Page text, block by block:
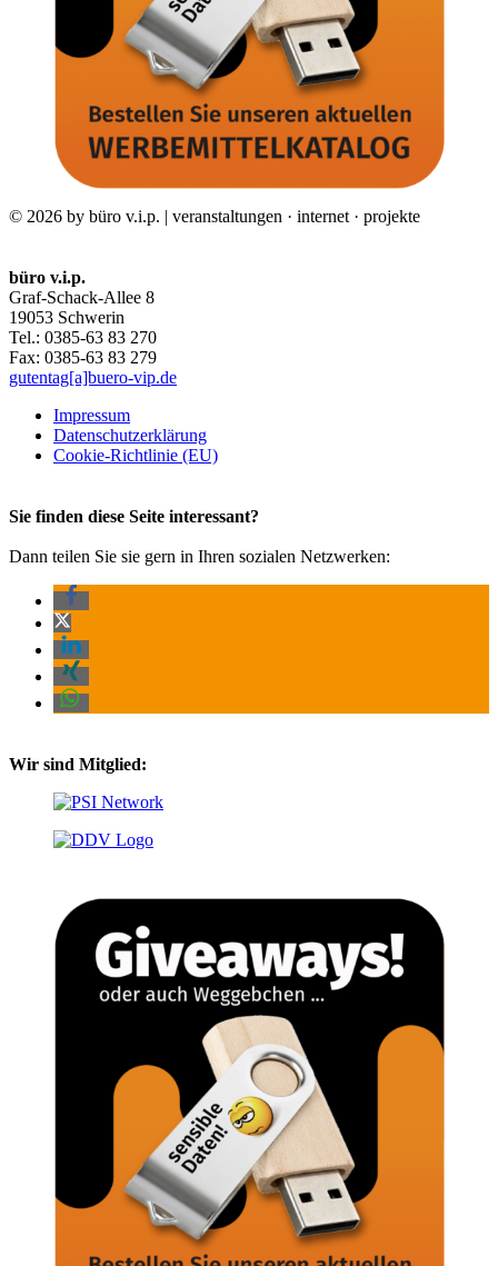
© 2026 by büro v.i.p. | veranstaltungen · internet · projekte
büro v.i.p.
Graf-Schack-Allee 8
19053 Schwerin
Tel.: 0385-63 83 270
Fax: 0385-63 83 279
gutentag[a]buero-vip.de
Impressum
Datenschutz­erklärung
Cookie-Richtlinie (EU)
Sie finden diese Seite interessant?
Dann teilen Sie sie gern in Ihren sozialen Netzwerken:
Wir sind Mitglied: